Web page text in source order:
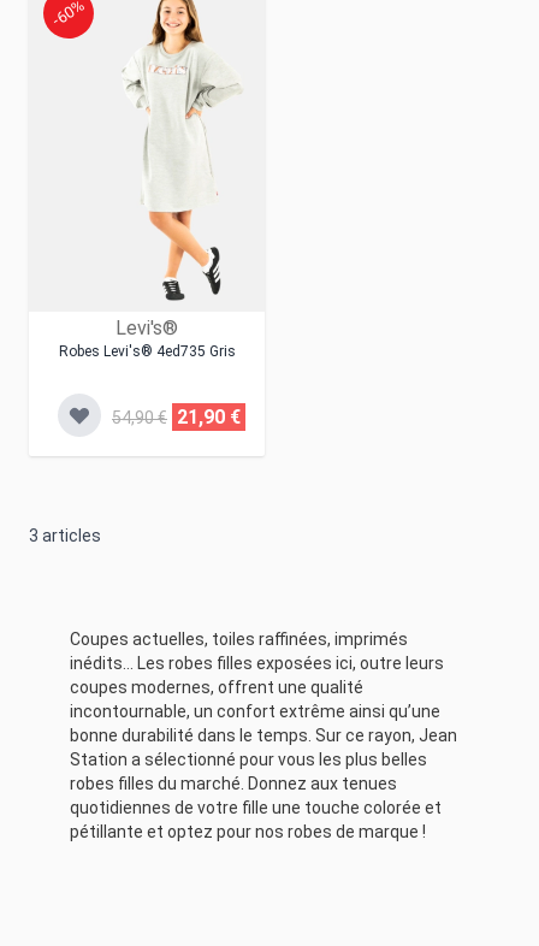
Levi's®
Robes Levi's® 4ed735 Gris
-60%
54,90 € 21,90 €
3 articles
Coupes actuelles, toiles raffinées, imprimés
inédits… Les robes filles exposées ici, outre leurs
coupes modernes, offrent une qualité
incontournable, un confort extrême ainsi qu’une
bonne durabilité dans le temps. Sur ce rayon, Jean
Station a sélectionné pour vous les plus belles
robes filles du marché. Donnez aux tenues
quotidiennes de votre fille une touche colorée et
pétillante et optez pour nos robes de marque !